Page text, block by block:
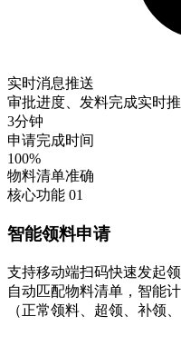
实时消息推送
审批进度、发料完成实时
3分钟
申请完成时间
100%
物料清单准确
核心功能 01
智能领料申请
支持移动端扫码快速发起
自动匹配物料清单，智能
（正常领料、超领、补领